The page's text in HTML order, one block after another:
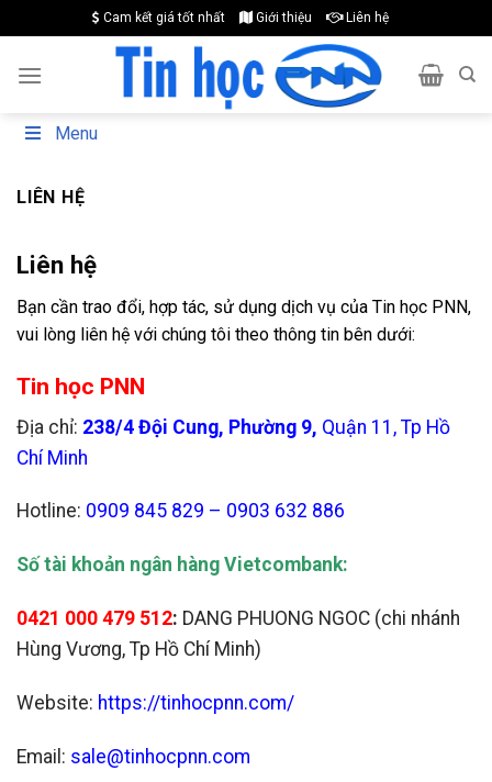
to
content
Cam kết giá tốt nhất Giới thiệu Liên hệ
Menu
LIÊN HỆ
Liên hệ
Bạn cần trao đổi, hợp tác, sử dụng dịch vụ của Tin học PNN,
vui lòng liên hệ với chúng tôi theo thông tin bên dưới:
Tin học PNN
Địa chỉ: 238/4 Đội Cung, Phường 9, Quận 11, Tp Hồ
Chí Minh
Hotline: 0909 845 829 – 0903 632 886
Số tài khoản ngân hàng Vietcombank:
0421 000 479 512: DANG PHUONG NGOC (chi nhánh
Hùng Vương, Tp Hồ Chí Minh)
Website: https://tinhocpnn.com/
Email: sale@tinhocpnn.com